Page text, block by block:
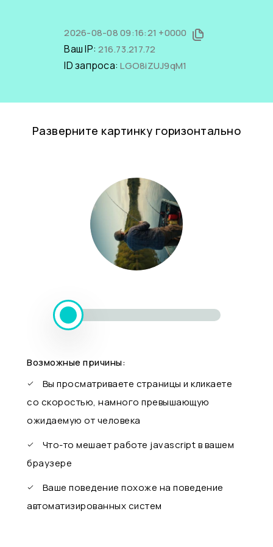
2026-08-08 09:16:21 +0000
Ваш IP:216.73.217.72
ID запроса:LGO8iZUJ9qM1
Разверните картинку горизонтально
Возможные причины:
Вы просматриваете страницы и кликаете
со скоростью, намного превышающую
ожидаемую от человека
Что-то мешает работе javascript в вашем
браузере
Ваше поведение похоже на поведение
автоматизированных систем